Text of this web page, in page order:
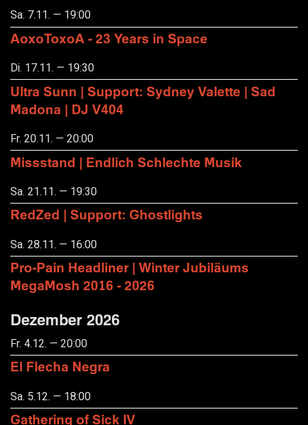
Sa. 7.11. — 19:00
AoxoToxoA - 23 Years in Space
Di. 17.11. — 19:30
Ultra Sunn | Support: Sydney Valette | Sad
Madona | DJ V404
Fr. 20.11. — 20:00
Missstand | Endlich Schlechte Musik
Sa. 21.11. — 19:30
RedZed | Support: Ghostlights
Sa. 28.11. — 16:00
Pro-Pain Headliner | Winter Jubiläums
MegaMosh 2016 - 2026
Dezember 2026
Fr. 4.12. — 20:00
El Flecha Negra
Sa. 5.12. — 18:00
Gathering of Sick IV